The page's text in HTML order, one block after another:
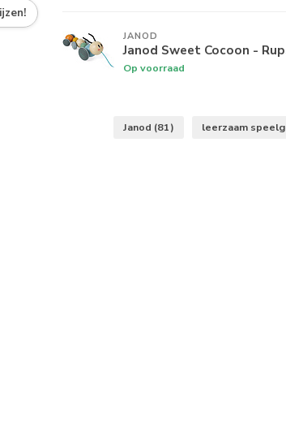
JANOD
Janod Sweet Cocoon -
Op voorraad
Janod (81) leerzaam